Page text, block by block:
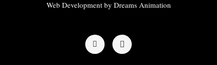
Web Development by Dreams Animation